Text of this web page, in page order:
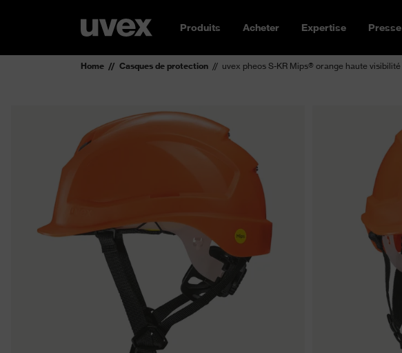
Produits Acheter Expertise Presse
Home Casques de protection uvex pheos S-KR Mips® orange haute visibilité